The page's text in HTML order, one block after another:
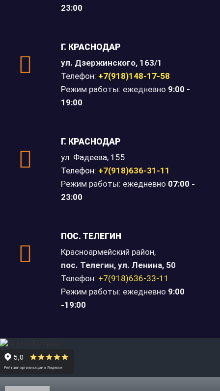
23:00
Г. КРАСНОДАР
ул. Дзержинского, 163/1
Телефон: +7(918)148-17-58
Режим работы: ежедневно 9:00 -
19:00
Г. КРАСНОДАР
ул. Фадеева, 155
Телефон: +7(918)636-31-11
Режим работы: ежедневно 07:00 -
23:00
ПОС. ТЕЛЕГИН
Красноармейский район,
пос. Телегин, ул. Ленина, 50
Телефон: +7(918)636-33-11
Режим работы: ежедневно 9:00
-19:00